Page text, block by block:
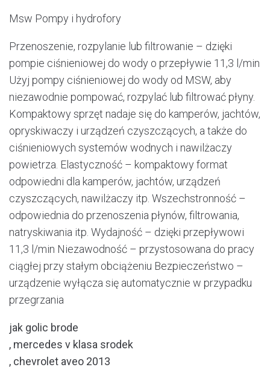
Msw Pompy i hydrofory
Przenoszenie, rozpylanie lub filtrowanie – dzięki
pompie ciśnieniowej do wody o przepływie 11,3 l/min
Użyj pompy ciśnieniowej do wody od MSW, aby
niezawodnie pompować, rozpylać lub filtrować płyny.
Kompaktowy sprzęt nadaje się do kamperów, jachtów,
opryskiwaczy i urządzeń czyszczących, a także do
ciśnieniowych systemów wodnych i nawilżaczy
powietrza. Elastyczność – kompaktowy format
odpowiedni dla kamperów, jachtów, urządzeń
czyszczących, nawilżaczy itp. Wszechstronność –
odpowiednia do przenoszenia płynów, filtrowania,
natryskiwania itp. Wydajność – dzięki przepływowi
11,3 l/min Niezawodność – przystosowana do pracy
ciągłej przy stałym obciążeniu Bezpieczeństwo –
urządzenie wyłącza się automatycznie w przypadku
przegrzania
jak golic brode
, mercedes v klasa srodek
, chevrolet aveo 2013